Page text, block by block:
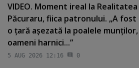
VIDEO. Moment ireal la
Păcuraru, fiica patronului. „A
o ţară aşezată la poalele
oameni harnici...”
5 AUG 2026 12:16 0